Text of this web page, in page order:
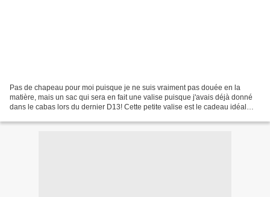
Pas de chapeau pour moi puisque je ne suis vraiment pas douée en la
matière, mais un sac qui sera en fait une valise puisque j'avais déjà donné
dans le cabas lors du dernier D13! Cette petite valise est le cadeau idéal